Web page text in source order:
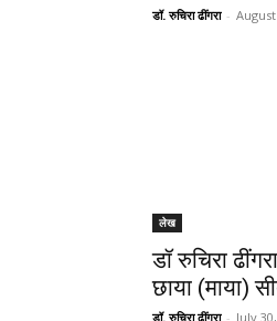
डॉ. रुचिरा ढींगरा -
लेख
डॉ रुचिरा
छाया (माया)
डॉ. रुचिरा ढींगरा - July